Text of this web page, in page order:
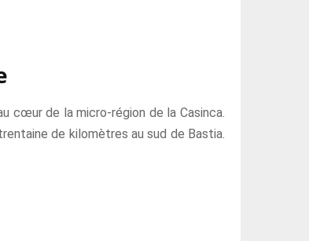
cœur de la micro-région de la Casinca.
de kilomètres au sud de Bastia.